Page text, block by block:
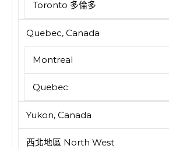
Toronto 多倫多
Quebec, Canada
Montreal
Quebec
Yukon, Canada
西北地區 North West